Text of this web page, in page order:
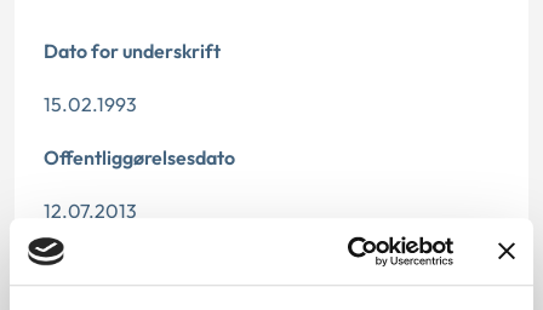
Dato for underskrift
15.02.1993
Offentliggørelsesdato
12.07.2013
Paragraf